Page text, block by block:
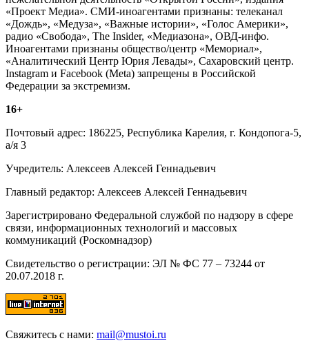
«Проект Медиа». СМИ-иноагентами признаны: телеканал
«Дождь», «Медуза», «Важные истории», «Голос Америки»,
радио «Свобода», The Insider, «Медиазона», ОВД-инфо.
Иноагентами признаны общество/центр «Мемориал»,
«Аналитический Центр Юрия Левады», Сахаровский центр.
Instagram и Facebook (Metа) запрещены в Российской
Федерации за экстремизм.
16+
Почтовый адрес: 186225, Республика Карелия, г. Кондопога-5,
а/я 3
Учредитель: Алексеев Алексей Геннадьевич
Главный редактор: Алексеев Алексей Геннадьевич
Зарегистрировано Федеральной службой по надзору в сфере
связи, информационных технологий и массовых
коммуникаций (Роскомнадзор)
Свидетельство о регистрации: ЭЛ № ФС 77 – 73244 от
20.07.2018 г.
Свяжитесь с нами: mail@mustoi.ru